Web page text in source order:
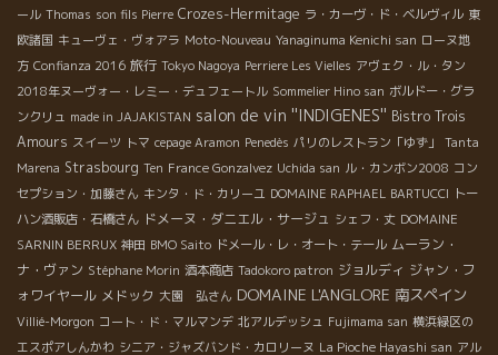
ール Thomas son fils Pierre Crozes-Hermitage ラ・カーヴ・ド・ベルヴィル 東
欧諸国 キューヴェ・ヴォアラ Moto-Nouveau Yanaginuma Kenichi san ローヌ地
方 Confianza 2016 旅行 Tokyo Nagoya Perriere Les Vielles アヴェク・ル・タン
2018年ヌーヴォー・レミー・デュフェートル Sommelier Hino san ボルドー・グラ
ンクリュ made in JAJAKISTAN salon de vin ''INDIGENES'' Bistro Trois
Amours スイーツ トマ cepage Aramon Penedès パリのレストラン「ゆず」
Tanta
Marena Strasbourg Ten France Gonzalvez Uchida san ル・カンボン2008 コン
セプション・加藤さん キンタ・ド・カリーユ DOMAINE RAPHAEL BARTUCCI トー
ハン酒販店・石橋さん ドメーヌ・ダニエル・サージュ シェフ・丈 DOMAINE
SARNIN BERRUX 神田 BMO Saito ドメール・レ・オート・テール ムーラン・
ナ・ヴァン Stéphane Morin 酒本商店 Tadokoro patron ジョルディ ジャン・フ
ォワイヤール メドック 大園 弘さん DOMAINE L'ANGLORE 南スペイン
Villié-Morgon コート・ド・マルマンデ 北アルデッシュ Fujimama san 横浜緑区の
エスポアしんかわ シニア・ジャズバンド・カロリーヌ La Pioche Hayashi san アル